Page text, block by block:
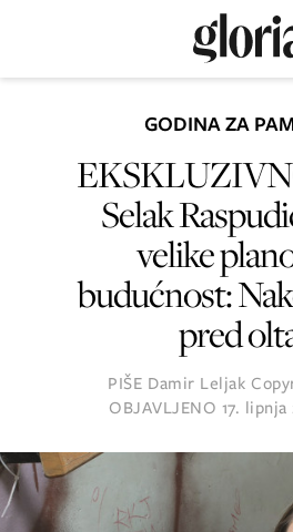
GODINA ZA
Selak
velike
budućnost:
pred
PIŠE Damir Leljak
OBJAVLJENO 17.